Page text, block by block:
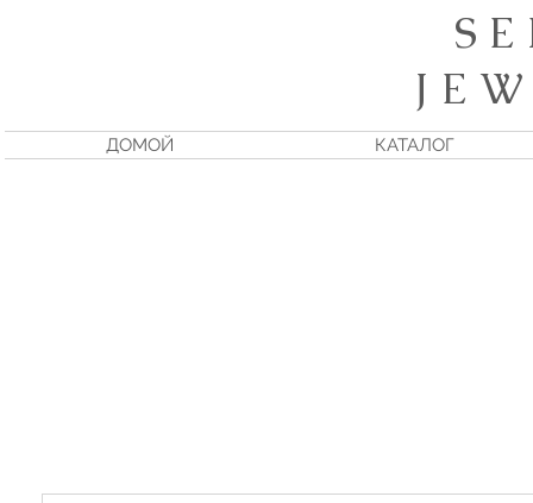
S
J E
ДОМОЙ КАТАЛОГ